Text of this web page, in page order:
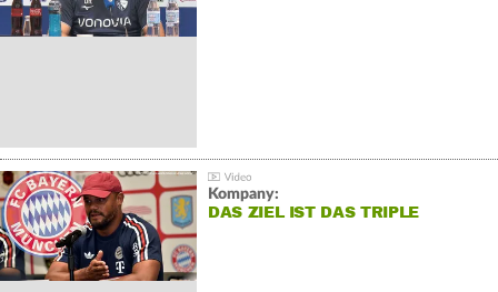
Kompany:
DAS ZIEL IST DAS TRIPLE